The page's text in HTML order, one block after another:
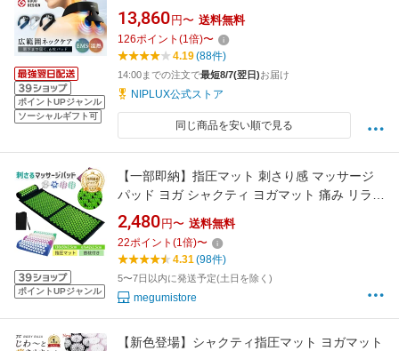
ポイントUPジャンル
ソーシャルギフト可
NECK RELAX 1S ネックリラックス ワンエス
健康グッズ 温熱 EMS 解消 プレゼント 実用的
2026 女性 男性
13,860 円〜 送料無料
126ポイント (1倍)〜
4.19(88件)
14:00までの注文で最短8/7(翌日)お届け
NIPLUX公式ストア
同じ商品を安い順で見る
ポイントUPジャンル
【一部即納】指圧マット 刺さり感 マッサージ
パッド ヨガ シャクティ ヨガマット 痛み リラッ
クス 血液循環 自宅 室内 室外 男女兼用 トレー
ニング 筋トレ ジム 運動 厚手 座る ストレス解
消 フィットネス ラグ 敬老の日 ギフト 収納バッ
グ付き 万博 母の日 父の日
2,480 円〜 送料無料
22ポイント (1倍)〜
4.31(98件)
5〜7日以内に発送予定(土日を除く)
megumistore
【新色登場】シャクティ指圧マット ヨガマット